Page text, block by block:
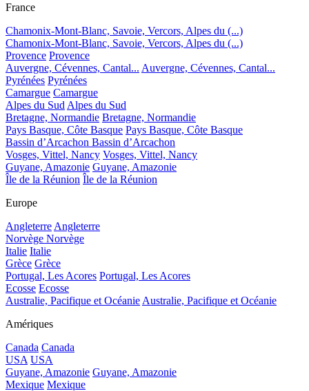
France
Chamonix-Mont-Blanc, Savoie, Vercors, Alpes du (...)
Chamonix-Mont-Blanc, Savoie, Vercors, Alpes du (...)
Provence Provence
Auvergne, Cévennes, Cantal... Auvergne, Cévennes, Cantal...
Pyrénées Pyrénées
Camargue Camargue
Alpes du Sud Alpes du Sud
Bretagne, Normandie Bretagne, Normandie
Pays Basque, Côte Basque Pays Basque, Côte Basque
Bassin d’Arcachon Bassin d’Arcachon
Vosges, Vittel, Nancy Vosges, Vittel, Nancy
Guyane, Amazonie Guyane, Amazonie
Île de la Réunion Île de la Réunion
Europe
Angleterre Angleterre
Norvège Norvège
Italie Italie
Grèce Grèce
Portugal, Les Acores Portugal, Les Acores
Ecosse Ecosse
Australie, Pacifique et Océanie Australie, Pacifique et Océanie
Amériques
Canada Canada
USA USA
Guyane, Amazonie Guyane, Amazonie
Mexique Mexique